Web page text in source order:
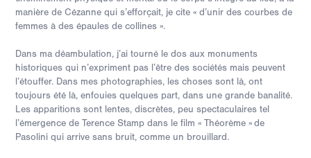
manière de Cézanne qui s’efforçait, je cite « d’unir des courbes de
femmes à des épaules de collines ».
Dans ma déambulation, j’ai tourné le dos aux monuments
historiques qui n’expriment pas l’être des sociétés mais peuvent
l’étouffer. Dans mes photographies, les choses sont là, ont
toujours été là, enfouies quelques part, dans une grande banalité.
Les apparitions sont lentes, discrètes, peu spectaculaires tel
l’émergence de Terence Stamp dans le film « Théorème » de
Pasolini qui arrive sans bruit, comme un brouillard.